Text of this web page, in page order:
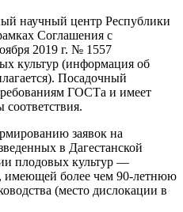
научный центр Республики
Соглашения с
2019 г. № 1557
культур (информация об
Посадочный
ГОСТа и имеет
заявок на
в Дагестанской
плодовых культур —
более чем 90-летнюю
(место дислокации в